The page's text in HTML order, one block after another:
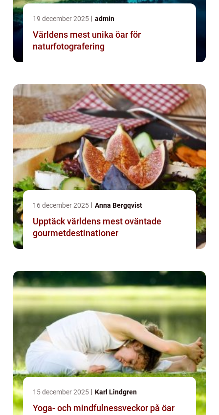
19 december 2025 admin
Världens mest unika öar för
naturfotografering
16 december 2025 Anna Bergqvist
Upptäck världens mest oväntade
gourmetdestinationer
15 december 2025 Karl Lindgren
Yoga- och mindfulnessveckor på öar